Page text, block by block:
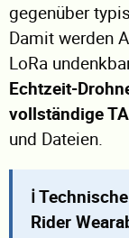
gegenüber
Damit werden
LoRa
Echtzeit-
vollständige
und Dateien.
ℹ️
Rider